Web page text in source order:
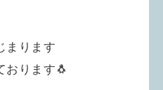
まります
おります🐧